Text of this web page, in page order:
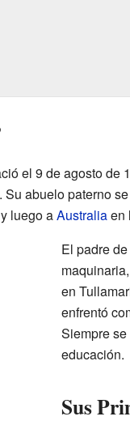
el 9 de agosto de
Su abuelo paterno
luego aAustraliaen
El padre
en
enfrentó
Siempre
educación.
Sus